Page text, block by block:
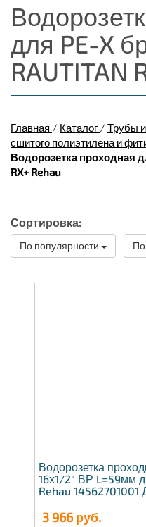
для PE-X
RAUTITAN
Главная / Каталог / Трубы
сшитого полиэтилена и
Водорозетка проходная
RX+ Rehau
Сортировка:
По популярности
Водорозетка
16х1/2" ВР L=59мм
Rehau 14562701001
3 966руб.